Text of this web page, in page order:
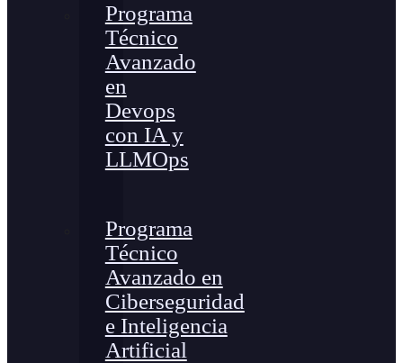
Programa
Técnico
Avanzado
en
Devops
con IA y
LLMOps
Programa
Técnico
Avanzado en
Ciberseguridad
e Inteligencia
Artificial